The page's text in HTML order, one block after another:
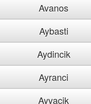
Avanos
Aybasti
Aydincik
Ayranci
Ayvacik